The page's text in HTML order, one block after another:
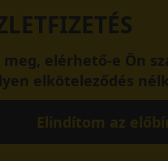
meg, elérhető-e Ön
elköteleződés
Elindítom az